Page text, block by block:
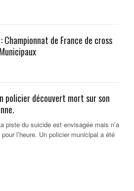
: Championnat de France de cross
policier découvert mort sur son
piste du suicide est envisagée mais n’a
l’heure. Un policier municipal a été